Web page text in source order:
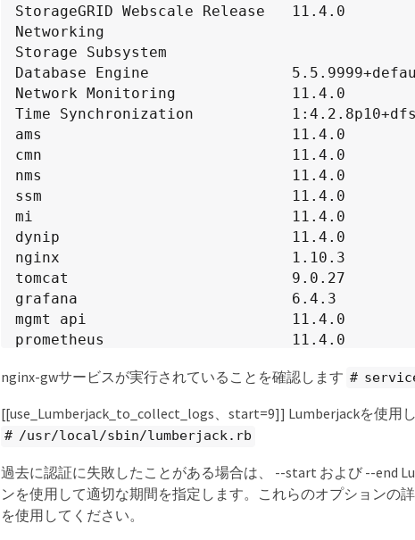
StorageGRID Webscale Release   11.4.0
Networking
Storage Subsystem
Database Engine
Network Monitoring             11.4.0
Time Synchronization
ams                            11.4.0
cmn                            11.4.0
nms                            11.4.0
ssm                            11.4.0
mi                             11.4.0
dynip                          11.4.0
nginx                          1.10.3
tomcat                         9.0.27
grafana                        6.4.3
mgmt api                       11.4.0
prometheus                     11.4.0
ade exporter                   11.4.0
attrDownPurge                  11.4.0
attrDownSamp1                  11.4.0
attrDownSamp2                  11.4.0
node exporter                  0.17.0+ds
sg snmp agent                  11.4.0
nginx-gwサービスが実行されていることを確認します #
[[use_Lumberjack_to_collect_logs、start=9]] Lumberjackを使用
# /usr/local/sbin/lumberjack.rb
過去に認証に失敗したことがある場合は、 --start および --end
ンを使用して適切な期間を指定します。これらのオプションの
を使用してください。